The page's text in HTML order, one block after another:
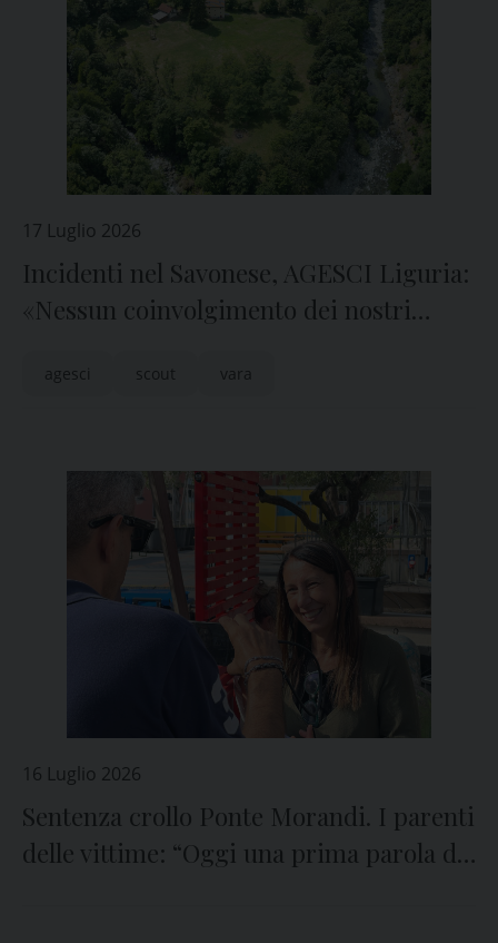
17 Luglio 2026
Incidenti nel Savonese, AGESCI Liguria:
«Nessun coinvolgimento dei nostri
agesci scout vara
16 Luglio 2026
Sentenza crollo Ponte Morandi. I parenti
delle vittime: “Oggi una prima parola di